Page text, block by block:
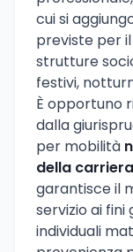
cui si
previste per
strutture
festivi,
È opportuno
dalla
per mobilità
della carriera
garantisce il
servizio ai fini
individuali